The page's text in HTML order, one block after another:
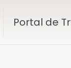
Portal de